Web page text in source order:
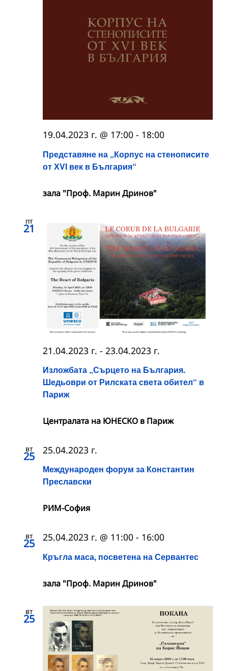
Представяне на „Корпус на стенописите
от ХVІ век в България“
19.04.2023 г. @ 17:00 - 18:00
зала "Проф. Марин Дринов"
пт
21
Изложбата „Сърцето на България.
Шедьоври от Рилската света обител“ в
Париж
21.04.2023 г. - 23.04.2023 г.
Централата на ЮНЕСКО в Париж
вт
25
Международен форум за Константин
Преславски
25.04.2023 г.
РИМ-София
вт
25
Кръгла маса, посветена на Сервантес
25.04.2023 г. @ 11:00 - 16:00
зала "Проф. Марин Дринов"
вт
25